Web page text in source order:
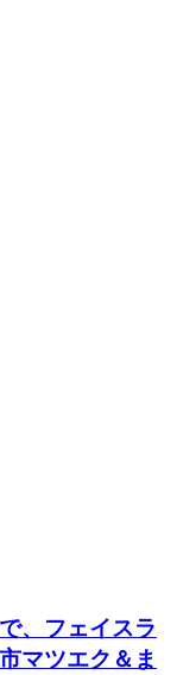
、フェイスラ
マツエク＆ま